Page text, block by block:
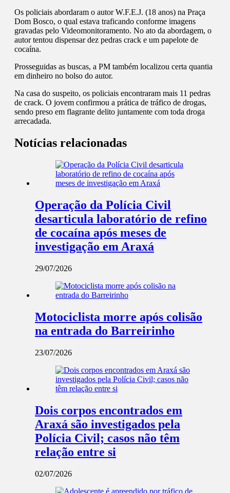
Os policiais abordaram o autor W.F.E.J. (18 anos) na Praça
Dom Bosco, o qual estava traficando conforme imagens
gravadas pelo Videomonitoramento. No ato da abordagem, o
autor tentou dispensar dez pedras crack e um papelote de
cocaína.
Prosseguidas as buscas, a PM também localizou certa quantia
em dinheiro no bolso do autor.
Na casa do suspeito, os policiais encontraram mais 11 pedras
de crack. O jovem confirmou a prática de tráfico de drogas,
sendo preso em flagrante delito juntamente com toda droga
arrecadada.
Notícias relacionadas
Operação da Polícia Civil
desarticula laboratório de refino
de cocaína após meses de
investigação em Araxá
29/07/2026
Motociclista morre após colisão
na entrada do Barreirinho
23/07/2026
Dois corpos encontrados em
Araxá são investigados pela
Polícia Civil; casos não têm
relação entre si
02/07/2026